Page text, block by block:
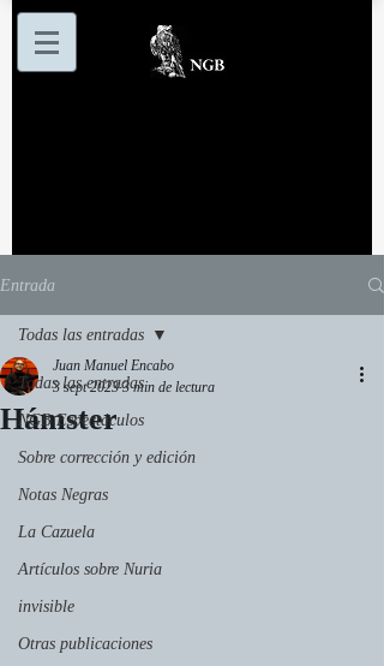
Entrada
Todas las entradas
NGB Espectáculos
Sobre corrección y edición
Notas Negras
La Cazuela
Artículos sobre Nuria
invisible
Otras publicaciones
Todas las entradas
Hámster
Juan Manuel Encabo
3 sept 2023 3 min de lectura